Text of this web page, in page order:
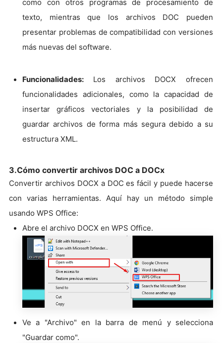
como con otros programas de procesamiento de
texto, mientras que los archivos DOC pueden
presentar problemas de compatibilidad con versiones
más nuevas del software.
Funcionalidades: Los archivos DOCX ofrecen
funcionalidades adicionales, como la capacidad de
insertar gráficos vectoriales y la posibilidad de
guardar archivos de forma más segura debido a su
estructura XML.
3.Cómo convertir archivos DOC a DOCx
Convertir archivos DOCX a DOC es fácil y puede hacerse
con varias herramientas. Aquí hay un método simple
usando WPS Office:
Abre el archivo DOCX en WPS Office.
Ve a "Archivo" en la barra de menú y selecciona
"Guardar como".